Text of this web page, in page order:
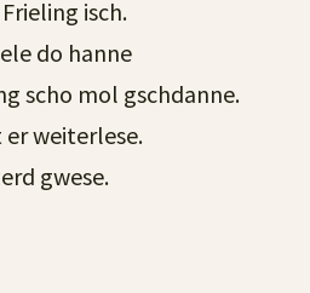
isch.
do hanne
scho mol gschdanne.
er weiterlese.
gwese.